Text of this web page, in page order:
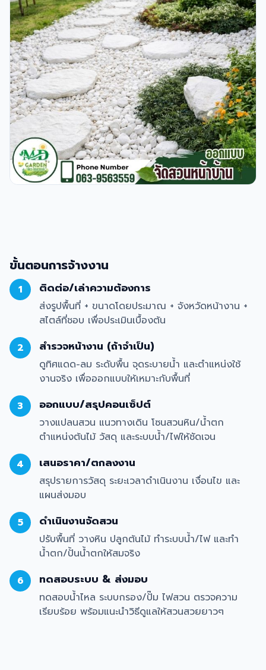
ขั้นตอนการจ้างงาน
1 ติดต่อ/เล่าความต้องการ
ส่งรูปพื้นที่ + ขนาดโดยประมาณ + จังหวัดหน้างาน +
สไตล์ที่ชอบ เพื่อประเมินเบื้องต้น
2
สำรวจหน้างาน (ถ้าจำเป็น)
ดูทิศแดด-ลม ระดับพื้น จุดระบายน้ำ และตำแหน่งใช้
งานจริง เพื่อออกแบบให้เหมาะกับพื้นที่
3
ออกแบบ/สรุปคอนเซ็ปต์
วางแปลนสวน แนวทางเดิน โซนสวนหิน/น้ำตก
ตำแหน่งต้นไม้ วัสดุ และระบบน้ำ/ไฟให้ชัดเจน
4
เสนอราคา/ตกลงงาน
สรุปรายการวัสดุ ระยะเวลาดำเนินงาน เงื่อนไข และ
แผนส่งมอบ
5
ดำเนินงานจัดสวน
ปรับพื้นที่ วางหิน ปลูกต้นไม้ ทำระบบน้ำ/ไฟ และทำ
น้ำตก/ปั้นน้ำตกให้สมจริง
6
ทดสอบระบบ & ส่งมอบ
ทดสอบน้ำไหล ระบบกรอง/ปั๊ม ไฟสวน ตรวจความ
เรียบร้อย พร้อมแนะนำวิธีดูแลให้สวนสวยยาวๆ